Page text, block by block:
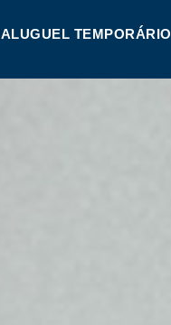
ALUGUEL TEMPORÁRIO